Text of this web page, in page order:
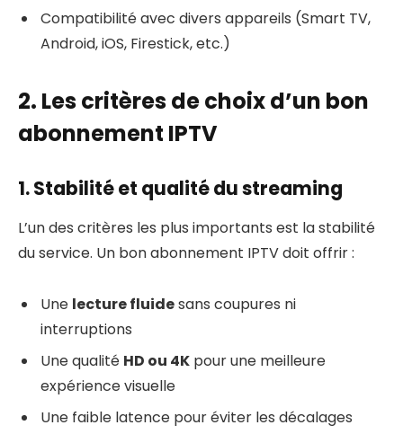
Compatibilité avec divers appareils (Smart TV,
Android, iOS, Firestick, etc.)
2. Les critères de choix d’un bon
abonnement IPTV
1. Stabilité et qualité du streaming
L’un des critères les plus importants est la stabilité
du service. Un bon abonnement IPTV doit offrir :
Une lecture fluidesans coupures ni
interruptions
Une qualité HD ou 4K pour une meilleure
expérience visuelle
Une faible latence pour éviter les décalages